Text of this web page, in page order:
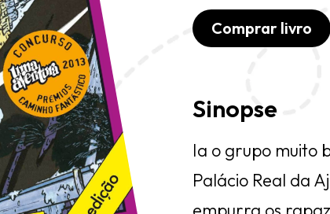
Comprar livro
Sinopse
Ia o grupo muito
Palácio Real da